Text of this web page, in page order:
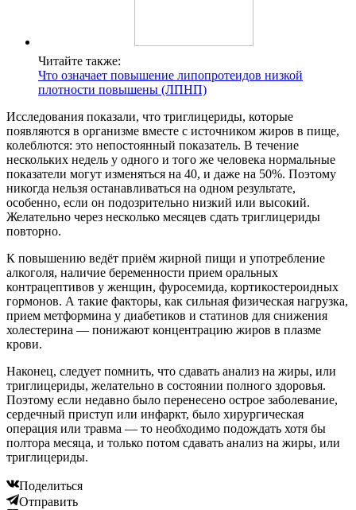
Читайте также:
Что означает повышение липопротеидов низкой
плотности повышены (ЛПНП)
Исследования показали, что триглицериды, которые
появляются в организме вместе с источником жиров в пище,
колеблются: это непостоянный показатель. В течение
нескольких недель у одного и того же человека нормальные
показатели могут изменяться на 40, и даже на 50%. Поэтому
никогда нельзя останавливаться на одном результате,
особенно, если он подозрительно низкий или высокий.
Желательно через несколько месяцев сдать триглицериды
повторно.
К повышению ведёт приём жирной пищи и употребление
алкоголя, наличие беременности прием оральных
контрацептивов у женщин, фуросемида, кортикостероидных
гормонов. А такие факторы, как сильная физическая нагрузка,
прием метформина у диабетиков и статинов для снижения
холестерина — понижают концентрацию жиров в плазме
крови.
Наконец, следует помнить, что сдавать анализ на жиры, или
триглицериды, желательно в состоянии полного здоровья.
Поэтому если недавно было перенесено острое заболевание,
сердечный приступ или инфаркт, было хирургическая
операция или травма — то необходимо подождать хотя бы
полтора месяца, и только потом сдавать анализ на жиры, или
триглицериды.
Поделиться
Отправить